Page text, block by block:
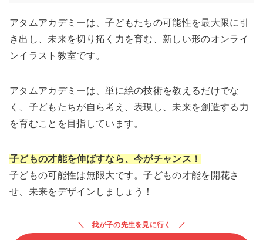
アタムアカデミーは、子どもたちの可能性を最大限に引
き出し、未来を切り拓く力を育む、新しい形のオンライ
ンイラスト教室です。
アタムアカデミーは、単に絵の技術を教えるだけでな
く、子どもたちが自ら考え、表現し、未来を創造する力
を育むことを目指しています。
子どもの才能を伸ばすなら、今がチャンス！
子どもの可能性は無限大です。子どもの才能を開花さ
せ、未来をデザインしましょう！
我が子の先生を見に行く